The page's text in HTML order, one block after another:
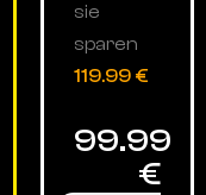
sie
sparen
119.99 €
99.99
€